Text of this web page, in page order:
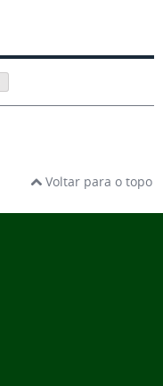
Voltar para o topo